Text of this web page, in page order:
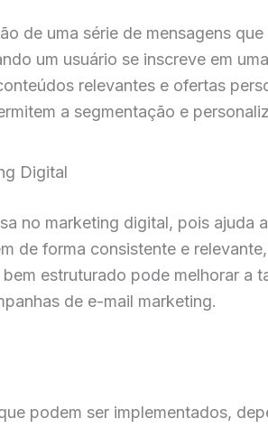
de uma série de mensagens
um usuário se inscreve em
relevantes e ofertas
a segmentação e
Digital
no marketing digital, pois ajuda
de forma consistente e
estruturado pode melhorar a
de e-mail marketing.
podem ser implementados,